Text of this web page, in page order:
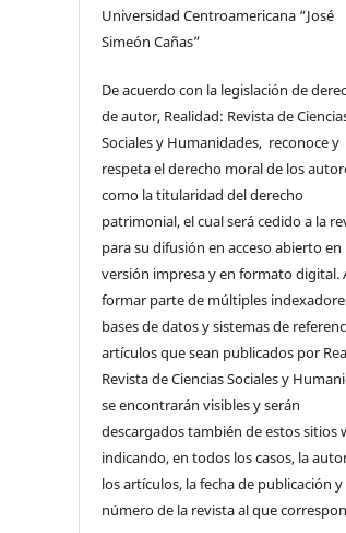
Universidad Centroamericana “José
Simeón Cañas”
De acuerdo con la legislación de
de autor, Realidad: Revista de
Sociales y Humanidades, reconoce y
respeta el derecho moral de los
como la titularidad del derecho
patrimonial, el cual será cedido a la
para su difusión en acceso abierto en
versión impresa y en formato digital.
formar parte de múltiples
bases de datos y sistemas de
artículos que sean publicados por
Revista de Ciencias Sociales y
se encontrarán visibles y serán
descargados también de estos sitios
indicando, en todos los casos, la
los artículos, la fecha de publicación y
número de la revista al que